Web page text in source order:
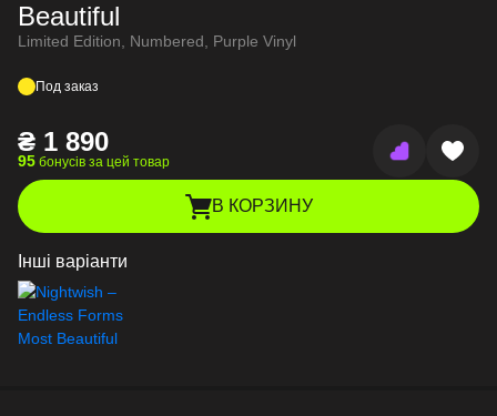
Beautiful
Limited Edition, Numbered, Purple Vinyl
Под заказ
₴ 1 890
95 бонусів за цей товар
В КОРЗИНУ
Інші варіанти